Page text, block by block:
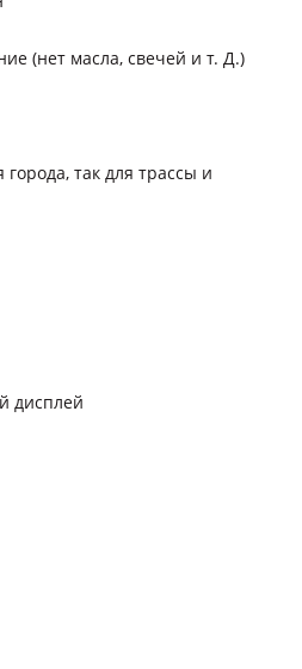
(нет масла, свечей и т. Д.)
так для трассы и
дисплей